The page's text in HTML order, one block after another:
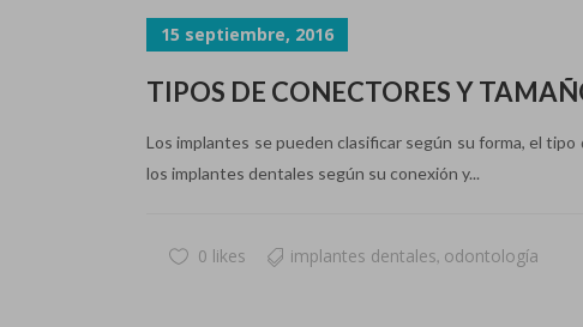
15 septiembre, 2016
TIPOS DE CONECTORES Y
Los implantes se pueden clasificar según su forma, el
los implantes dentales según su conexión y...
0 likes implantes dentales, odontología